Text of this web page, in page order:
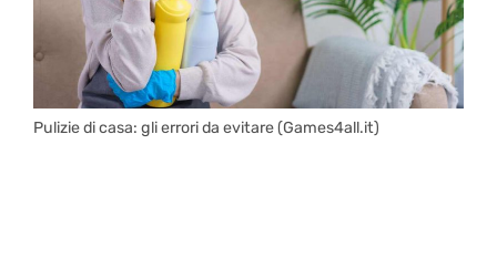
Pulizie di casa: gli errori da evitare (Games4all.it)